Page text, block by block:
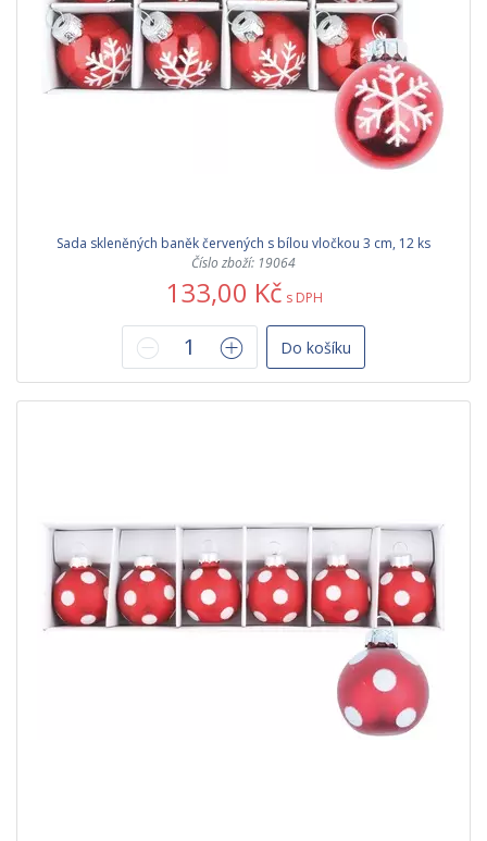
Sada skleněných baněk červených s bílou vločkou 3 cm, 12 ks
Číslo zboží: 19064
133,00 Kč s DPH
Do košíku